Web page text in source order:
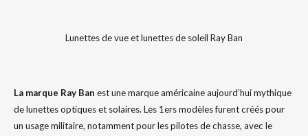
Lunettes de vue et lunettes de soleil Ray Ban
La marque Ray Ban est une marque américaine aujourd’hui mythique
de lunettes optiques et solaires. Les 1ers modèles furent créés pour
un usage militaire, notamment pour les pilotes de chasse, avec le